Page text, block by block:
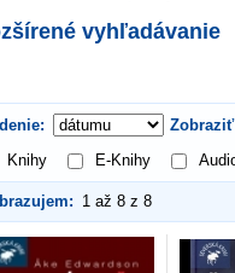
vyhľadávanie
Knihy
E-Knihy
1 až 8 z 8